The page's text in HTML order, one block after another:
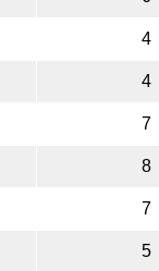
4
4
7
8
7
5